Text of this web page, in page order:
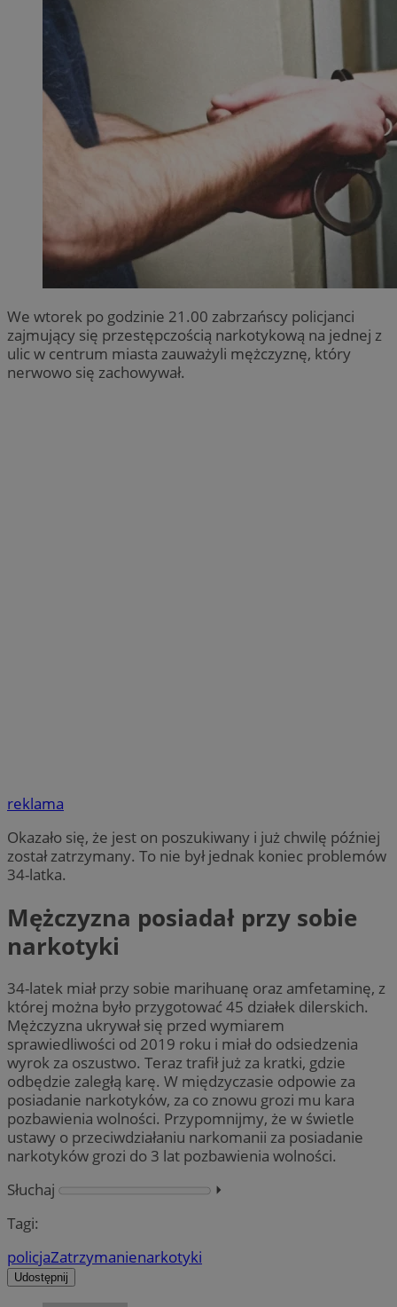
We wtorek po godzinie 21.00 zabrzańscy policjanci
zajmujący się przestępczością narkotykową na jednej z
ulic w centrum miasta zauważyli mężczyznę, który
nerwowo się zachowywał.
reklama
Okazało się, że jest on poszukiwany i już chwilę później
został zatrzymany. To nie był jednak koniec problemów
34-latka.
Mężczyzna posiadał przy sobie
narkotyki
34-latek miał przy sobie marihuanę oraz amfetaminę, z
której można było przygotować 45 działek dilerskich.
Mężczyzna ukrywał się przed wymiarem
sprawiedliwości od 2019 roku i miał do odsiedzenia
wyrok za oszustwo. Teraz trafił już za kratki, gdzie
odbędzie zaległą karę. W międzyczasie odpowie za
posiadanie narkotyków, za co znowu grozi mu kara
pozbawienia wolności. Przypomnijmy, że w świetle
ustawy o przeciwdziałaniu narkomanii za posiadanie
narkotyków grozi do 3 lat pozbawienia wolności.
Słuchaj
⏵︎
Tagi:
policjaZatrzymanienarkotyki
Udostępnij